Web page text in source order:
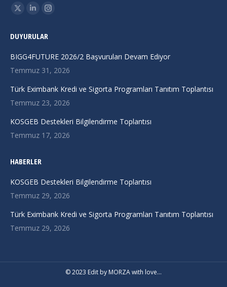
Find us on:
X
opens
in
Linkedin
opens
in
new
Instagram
opens
in
new
DUYURULAR
BIGG4FUTURE 2026/2 Başvuruları Devam Ediyor
Temmuz 31, 2026
Türk Eximbank Kredi ve Sigorta Programları Tanıtım Toplantısı
Temmuz 23, 2026
KOSGEB Destekleri Bilgilendirme Toplantısı
Temmuz 17, 2026
HABERLER
KOSGEB Destekleri Bilgilendirme Toplantısı
Temmuz 29, 2026
Türk Eximbank Kredi ve Sigorta Programları Tanıtım Toplantısı
Temmuz 29, 2026
© 2023 Edit by MORZAwith love…